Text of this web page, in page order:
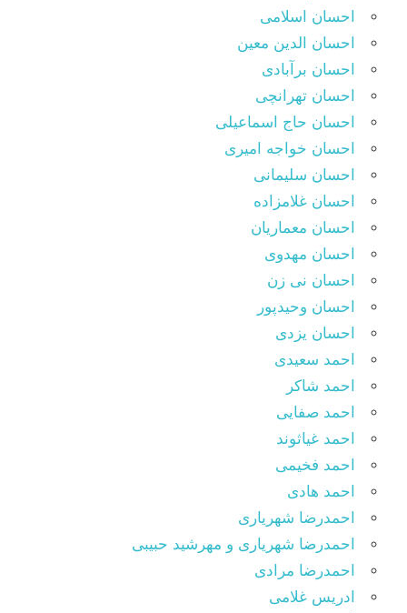
احسان اسلامی
احسان الدین معین
احسان برآبادی
احسان تهرانچی
احسان حاج اسماعیلی
احسان خواجه امیری
احسان سلیمانی
احسان غلامزاده
احسان معماریان
احسان مهدوی
احسان نی زن
احسان وحیدپور
احسان یزدی
احمد سعیدی
احمد شاکر
احمد صفایی
احمد غیاثوند
احمد فخیمی
احمد هادی
احمدرضا شهریاری
احمدرضا شهریاری و مهرشید حبیبی
احمدرضا مرادی
ادریس غلامی